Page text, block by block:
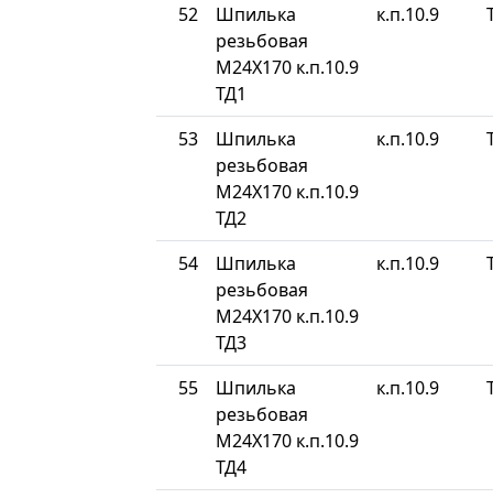
52
Шпилька
резьбовая
М24Х170 к.п.10.9
ТД1
к.п.10.9
53
Шпилька
резьбовая
М24Х170 к.п.10.9
ТД2
к.п.10.9
54
Шпилька
резьбовая
М24Х170 к.п.10.9
ТД3
к.п.10.9
55
Шпилька
резьбовая
М24Х170 к.п.10.9
ТД4
к.п.10.9